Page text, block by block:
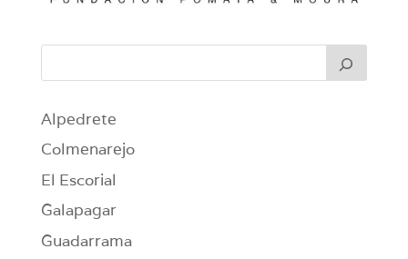
Alpedrete
Colmenarejo
El Escorial
Galapagar
Guadarrama